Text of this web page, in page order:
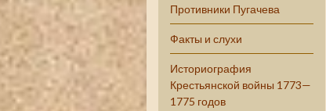
Противники Пугачева
Факты и слухи
Историография
Крестьянской войны 1773—
1775 годов